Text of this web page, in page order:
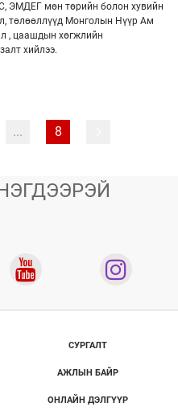
мөн төрийн болон хувийн
Нүүр Ам
, цаашдын хөгжлийн
хийлээ.
... 8
СУРГАЛТ
АЖЛЫН БАЙР
ОНЛАЙН ДЭЛГҮҮР